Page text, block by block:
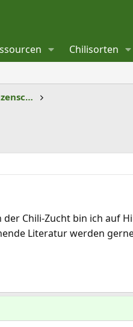
Chilisorten
Schädlinge, Krankheiten, Pflanzenschutz
Chili-Zucht bin ich auf
Literatur werden